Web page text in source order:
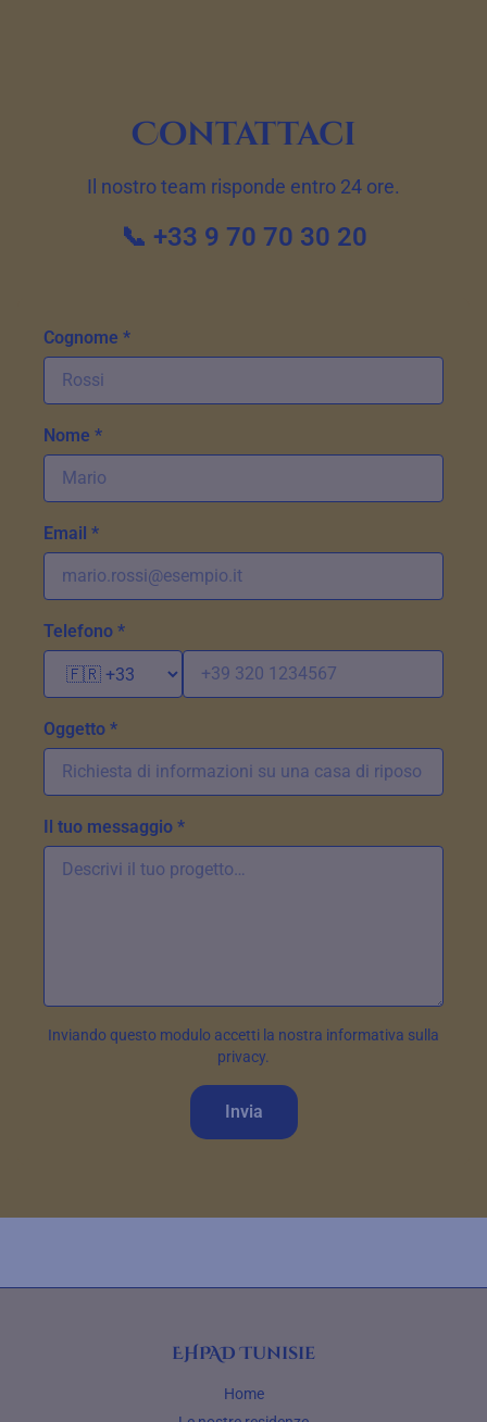
Contattaci
Il nostro team risponde entro 24 ore.
📞 +33 9 70 70 30 20
Cognome *
Nome *
Email *
Telefono *
Oggetto *
Il tuo messaggio *
Inviando questo modulo accetti la nostra informativa sulla
privacy.
Invia
EHPAD Tunisie
Home